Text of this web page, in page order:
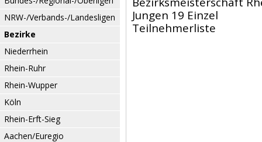
NRW-/Verbands-/Landesligen
Bezirke
Niederrhein
Rhein-Ruhr
Rhein-Wupper
Köln
Rhein-Erft-Sieg
Aachen/Euregio
Jungen 19 Einzel
Teilnehmerliste